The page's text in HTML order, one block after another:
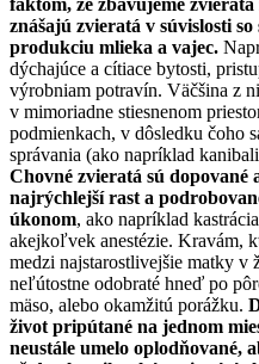
znášajú zvieratá v súvislosti
produkciu mlieka a vajec.
dýchajúce a cítiace bytosti,
výrobniam potravín. Väčšina z
v mimoriadne stiesnenom
podmienkach, v dôsledku čoho
správania (ako napríklad
Chovné zvieratá sú
najrýchlejší rast a
úkonom, ako napríklad
akejkoľvek anestézie. Kravám,
medzi najstarostlivejšie matky v
neľútostne odobraté hneď po
mäso, alebo okamžitú porážku.
život pripútané na jednom
neustále umelo oplodňované,